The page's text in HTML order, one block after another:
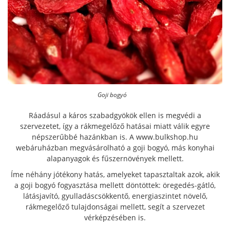
Goji bogyó
Ráadásul a káros szabadgyökök ellen is megvédi a
szervezetet, így a rákmegelőző hatásai miatt válik egyre
népszerűbbé hazánkban is. A www.bulkshop.hu
webáruházban megvásárolható a goji bogyó, más konyhai
alapanyagok és fűszernövények mellett.
Íme néhány jótékony hatás, amelyeket tapasztaltak azok, akik
a goji bogyó fogyasztása mellett döntöttek: öregedés-gátló,
látásjavító, gyulladáscsökkentő, energiaszintet növelő,
rákmegelőző tulajdonságai mellett, segít a szervezet
vérképzésében is.